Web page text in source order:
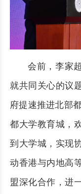
会前，李家
就共同关心的议
府提速推进北部
都大学教育城，
到大学城，实现
动香港与内地高
盟深化合作，进